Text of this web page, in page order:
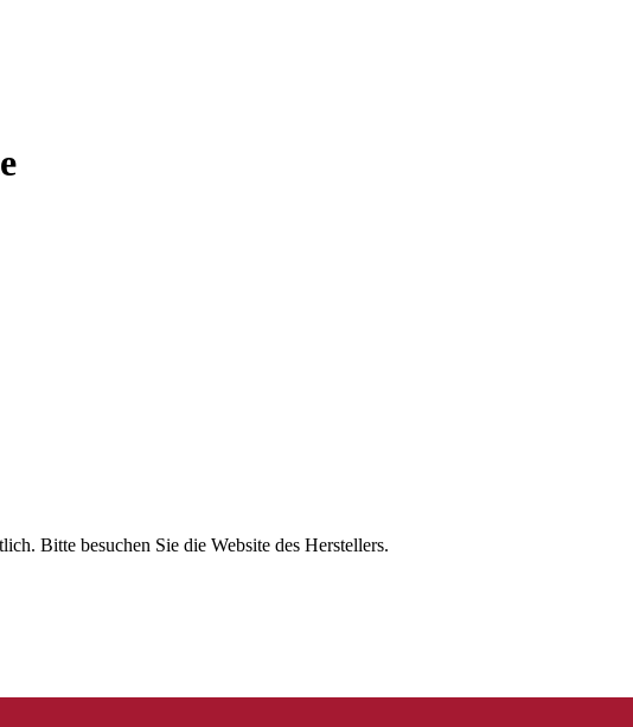
Bitte besuchen Sie die Website des Herstellers.